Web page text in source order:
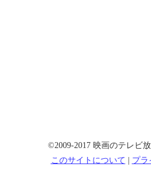
©2009-2017 映画のテレビ
このサイトについて
プラ